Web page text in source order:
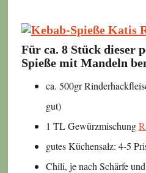
Für ca. 8 Stück dieser
Spieße mit Mandeln
ca. 500gr
gut)
1 TL Gewürzmischung
gutes Küchensalz: 4-5
Chili, je nach Schärfe